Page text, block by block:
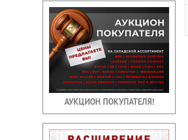
АУКЦИОН ПОКУПАТЕЛЯ!